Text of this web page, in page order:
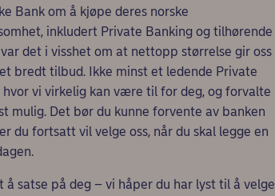
Bank om å kjøpe deres norske
inkludert Private Banking og tilhørende
det i visshet om at nettopp størrelse gir oss
bredt tilbud. Ikke minst et ledende Private
vi virkelig kan være til for deg, og forvalte
mulig. Det bør du kunne forvente av banken
du fortsatt vil velge oss, når du skal legge en
å satse på deg – vi håper du har lyst til å velge